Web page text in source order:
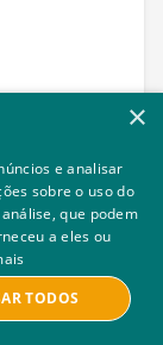
×
e analisar
sobre o uso do
que podem
a eles ou
TODOS